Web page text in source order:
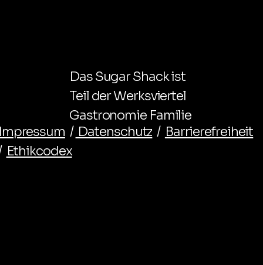
Das Sugar Shack ist
Teil der Werksviertel
Gastronomie Familie
/ Datenschutz / Barrierefreiheit
Ethikcodex